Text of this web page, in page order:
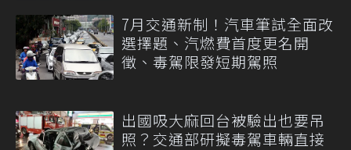
7月交通新制！汽車筆試全面改
選擇題、汽燃費首度更名開
徵、毒駕限發短期駕照
出國吸大麻回台被驗出也要吊
照？交通部研擬毒駕車輛直接